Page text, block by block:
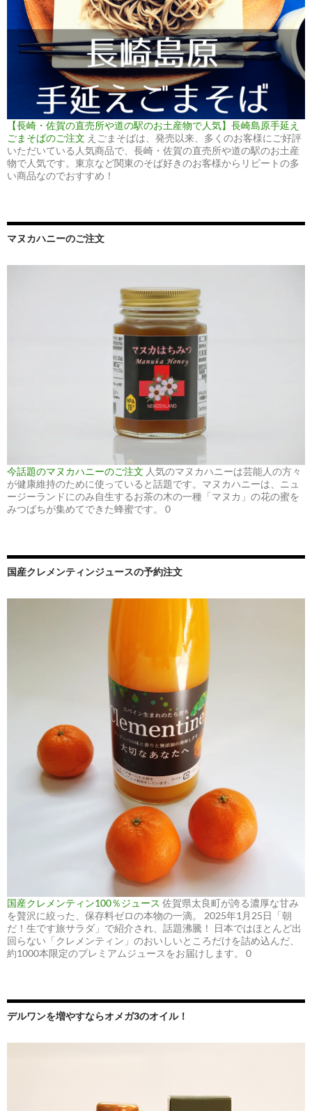
【長崎・佐賀の直売所や道の駅のお土産物で人気】長崎島原手延え
ごまそばのご注文 えごまそばは、発売以来、多くのお客様にご好評
いただいている人気商品で、長崎・佐賀の直売所や道の駅のお土産
物で人気です。東京など関東のそば好きのお客様からリピートの多
い商品なのでおすすめ！
マヌカハニーのご注文
今話題のマヌカハニーのご注文 人気のマヌカハニーは芸能人の方々
が健康維持のために使っていると話題です。マヌカハニーは、ニュ
ージーランドにのみ自生するお茶の木の一種「マヌカ」の花の蜜を
みつばちが集めてできた蜂蜜です。 0
国産クレメンティンジュースの予約注文
国産クレメンティン100％ジュース 佐賀県太良町が誇る濃厚な甘み
を贅沢に絞った、保存料ゼロの本物の一滴。 2025年1月25日「朝
だ！生です旅サラダ」で紹介され、話題沸騰！ 日本ではほとんど出
回らない「クレメンティン」のおいしいところだけを詰め込んだ、
約1000本限定のプレミアムジュースをお届けします。 0
デルワンを増やすならオメガ3のオイル！